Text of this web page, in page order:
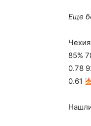
Еще
85%
0.78
0.61